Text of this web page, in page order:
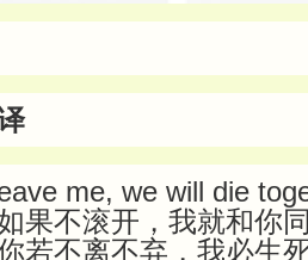
me, we will die
果不滚开，我就和你
若不离不弃，我必生